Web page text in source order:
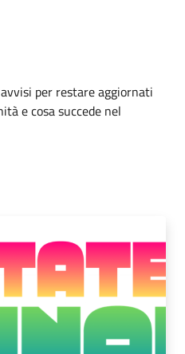
per restare aggiornati
e cosa succede nel